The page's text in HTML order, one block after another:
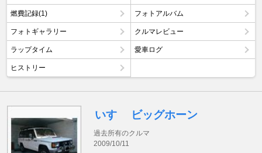
燃費記録(1) フォトアルバム
フォトギャラリー クルマレビュー
ラップタイム 愛車ログ
ヒストリー
いすゞ ビッグホーン
過去所有のクルマ
2009/10/11